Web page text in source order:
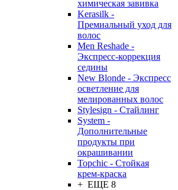
химическая завивка
Kerasilk -
Премиальный уход для
волос
Men Reshade -
Экспресс-коррекция
седины
New Blonde - Экспресс
осветление для
мелированных волос
Stylesign - Стайлинг
System -
Дополнительные
продукты при
окрашивании
Topchic - Стойкая
крем-краска
+ ЕЩЕ 8